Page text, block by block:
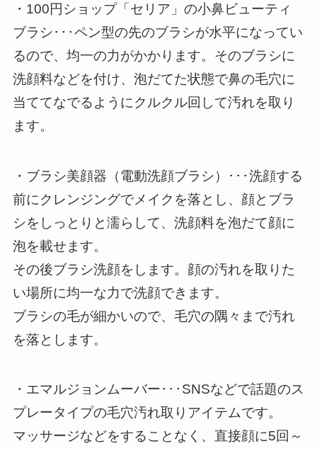
・100円ショップ「セリア」の小鼻ビューティ
ブラシ･･･ペン型の先のブラシが水平になってい
るので、均一の力がかかります。そのブラシに
洗顔料などを付け、泡だてた状態で鼻の毛穴に
当ててなでるようにクルクル回して汚れを取り
ます。
・ブラシ美顔器（電動洗顔ブラシ）･･･洗顔する
前にクレンジングでメイクを落とし、顔とブラ
シをしっとりと濡らして、洗顔料を泡だて顔に
泡を載せます。
その後ブラシ洗顔をします。顔の汚れを取りた
い場所に均一な力で洗顔できます。
ブラシの毛が細かいので、毛穴の隅々まで汚れ
を落とします。
・エマルジョンムーバー･･･SNSなどで話題のス
プレータイプの毛穴汚れ取りアイテムです。
マッサージなどをすることなく、直接顔に5回～